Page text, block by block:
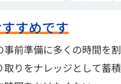
すめです
事前準備に多くの時間を
りをナレッジとして蓄